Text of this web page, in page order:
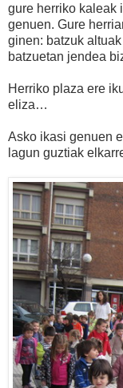
gure herriko kaleak
genuen. Gure
ginen: batzuk
batzuetan jendea
Herriko plaza ere
eliza…
Asko ikasi genuen
lagun guztiak